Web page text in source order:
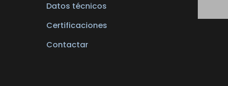
Datos técnicos
Certificaciones
Contactar